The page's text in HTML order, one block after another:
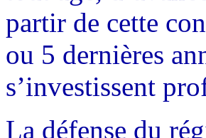
partir de cette
ou 5 dernières
s’investissent
La défense du